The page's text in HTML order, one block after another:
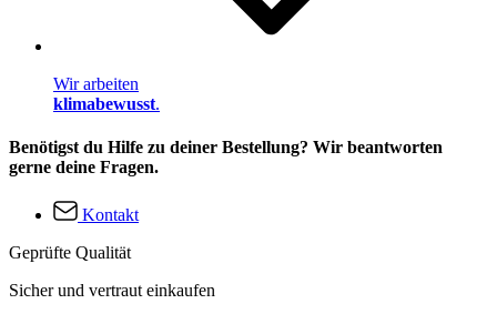
Wir arbeiten
klimabewusst.
Benötigst du Hilfe zu deiner Bestellung? Wir beantworten
gerne deine Fragen.
Kontakt
Geprüfte Qualität
Sicher und vertraut einkaufen